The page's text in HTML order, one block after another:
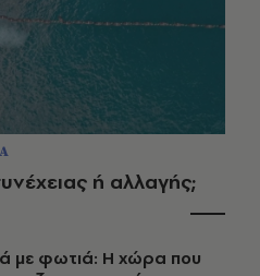
ή αλλαγής;
με φωτιά: Η χώρα που